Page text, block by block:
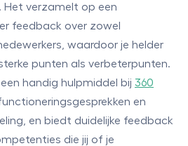
Het verzamelt op een
feedback over zowel
waardoor je helder
punten als verbeterpunten.
handig hulpmiddel bij 360
functioneringsgesprekken en
en biedt duidelijke feedback
die jij of je